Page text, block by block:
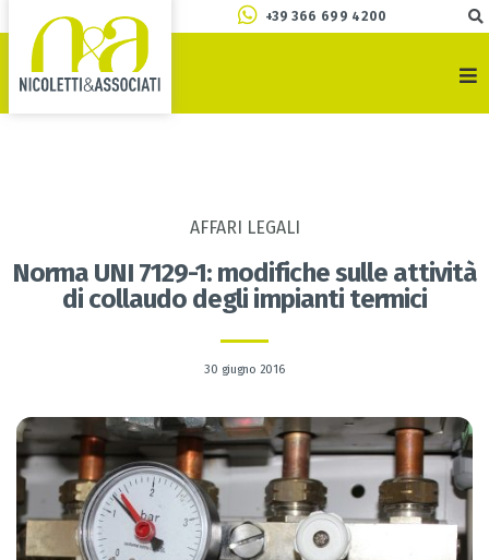
+39 366 699 4200
AFFARI LEGALI
Norma UNI 7129-1: modifiche sulle attività
di collaudo degli impianti termici
30 giugno 2016